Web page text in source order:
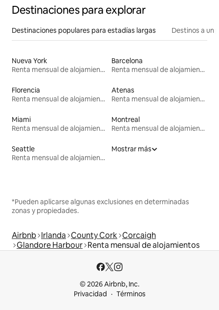
Destinaciones para explorar
Destinaciones populares para estadías largas Destinos a un
Nueva York
Renta mensual de alojamientos
Barcelona
Renta mensual de alojamientos
Florencia
Renta mensual de alojamientos
Atenas
Renta mensual de alojamientos
Miami
Renta mensual de alojamientos
Montreal
Renta mensual de alojamientos
Seattle
Renta mensual de alojamientos
Mostrar más
*Pueden aplicarse algunas exclusiones en determinadas
zonas y propiedades.
Airbnb Irlanda County Cork Corcaigh
Glandore Harbour Renta mensual de alojamientos
© 2026 Airbnb, Inc.
Privacidad
Términos